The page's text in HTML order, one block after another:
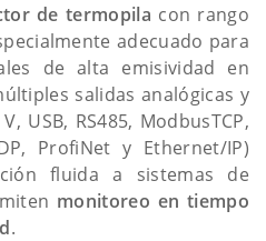
de termopila con rango
adecuado para
de alta emisividad en
salidas analógicas y
USB, RS485, ModbusTCP,
ProfiNet y Ethernet/IP)
fluida a sistemas de
monitoreo en tiempo
.